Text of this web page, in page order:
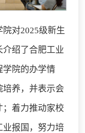
对2025级新生
绍了合肥工业
学院的办学情
养，并表示会
；着力推动家校
业报国，努力培